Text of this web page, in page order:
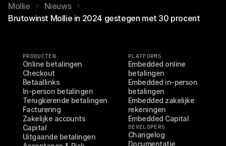
Mollie
Nieuws
Brutowinst Mollie in 2024 gestegen met 30 procent
PRODUCTEN
Online betalingen
Checkout
Betaallinks
In-person betalingen
Terugkerende betalingen
Facturering
Zakelijke accounts
Capital
Uitgaande betalingen
PLATFORMS
Embedded online
betalingen
Embedded in-person
betalingen
Embedded zakelijke
rekeningen
Embedded Capital
DEVELOPERS
Changelog
Documentatie